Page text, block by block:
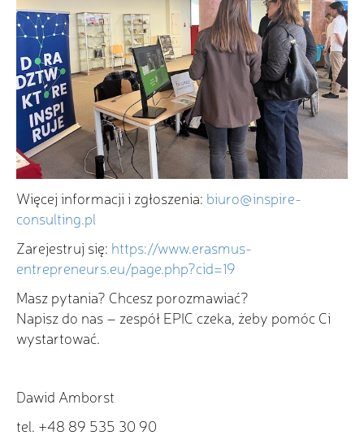
Więcej informacji i zgłoszenia: biuro@inspire-
consulting.pl
Zarejestruj się: https://www.erasmus-
entrepreneurs.eu/page.php?cid=19
Masz pytania? Chcesz porozmawiać?
Napisz do nas – zespół EPIC czeka, żeby pomóc Ci
wystartować.
Dawid Amborst
tel. +48 89 535 30 90